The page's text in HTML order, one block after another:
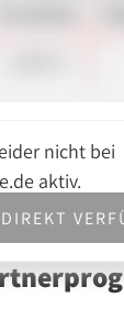
nicht bei
aktiv.